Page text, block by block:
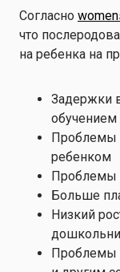
Согласно
что
на ребенка на
Задержки
обучением
Проблемы
ребенком
Проблемы
Больше
Низкий
Проблемы